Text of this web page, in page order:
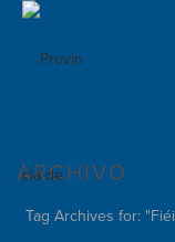
ARCHIVO
Tag Archives for: